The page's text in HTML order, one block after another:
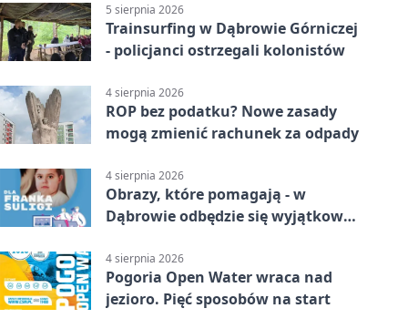
5 sierpnia 2026
Trainsurfing w Dąbrowie Górniczej
- policjanci ostrzegali kolonistów
4 sierpnia 2026
ROP bez podatku? Nowe zasady
mogą zmienić rachunek za odpady
4 sierpnia 2026
Obrazy, które pomagają - w
Dąbrowie odbędzie się wyjątkowa
4 sierpnia 2026
Pogoria Open Water wraca nad
jezioro. Pięć sposobów na start